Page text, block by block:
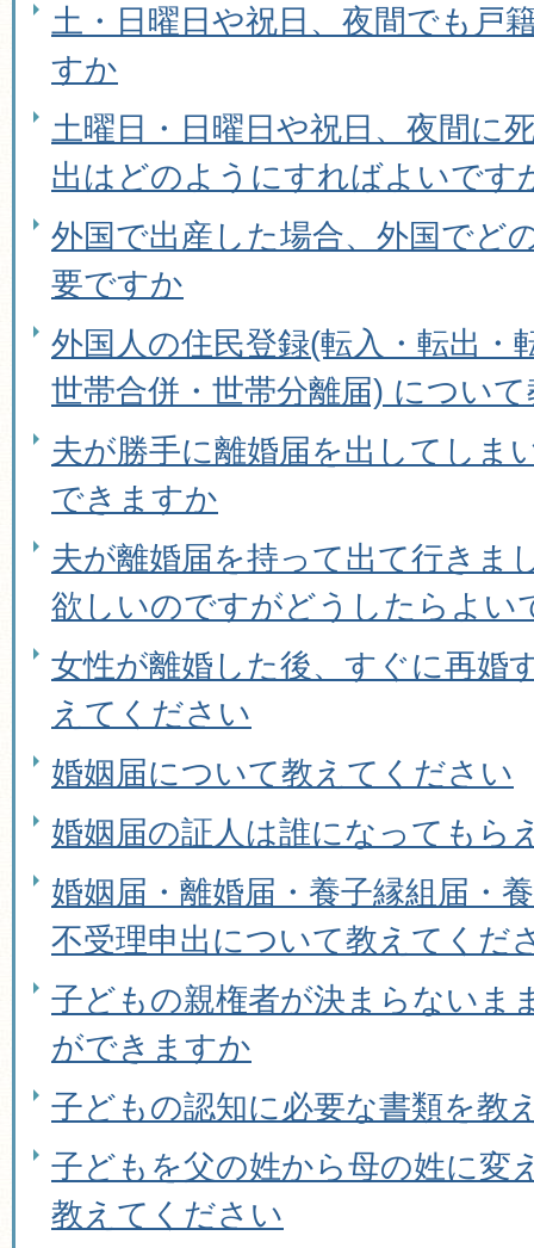
土・日曜日や祝日、夜間でも戸
すか
土曜日・日曜日や祝日、夜間に
出はどのようにすればよいです
外国で出産した場合、外国でど
要ですか
外国人の住民登録(転入・転出・
世帯合併・世帯分離届) につい
夫が勝手に離婚届を出してしま
できますか
夫が離婚届を持って出て行きま
欲しいのですがどうしたらよい
女性が離婚した後、すぐに再婚
えてください
婚姻届について教えてください
婚姻届の証人は誰になってもら
婚姻届・離婚届・養子縁組届・
不受理申出について教えてくだ
子どもの親権者が決まらないま
ができますか
子どもの認知に必要な書類を教
子どもを父の姓から母の姓に変
教えてください